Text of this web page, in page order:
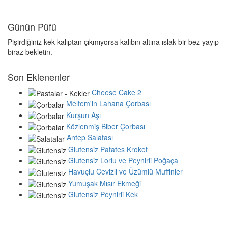
Günün Püfü
Pişirdiğiniz kek kalıptan çıkmıyorsa kalıbın altına ıslak bir bez yayıp
biraz bekletin.
Son Eklenenler
Cheese Cake 2
Meltem'in Lahana Çorbası
Kurşun Aşı
Közlenmiş Biber Çorbası
Antep Salatası
Glutensiz Patates Kroket
Glutensiz Lorlu ve Peynirli Poğaça
Havuçlu Cevizli ve Üzümlü Muffinler
Yumuşak Mısır Ekmeği
Glutensiz Peynirli Kek